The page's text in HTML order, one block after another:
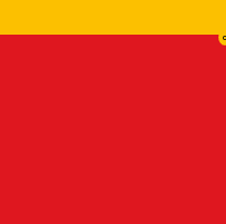
0